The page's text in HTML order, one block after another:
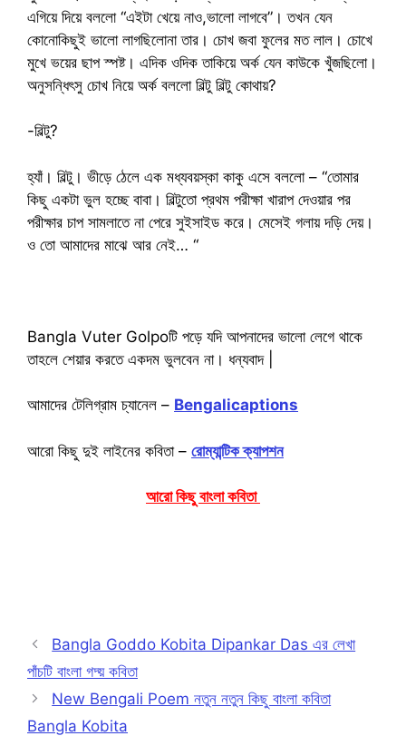
এগিয়ে দিয়ে বললো “এইটা খেয়ে নাও,ভালো লাগবে”। তখন যেন
কোনোকিছুই ভালো লাগছিলোনা তার। চোখ জবা ফুলের মত লাল। চোখে
মুখে ভয়ের ছাপ স্পষ্ট। এদিক ওদিক তাকিয়ে অর্ক যেন কাউকে খুঁজছিলো।
অনুসন্ধিৎসু চোখ নিয়ে অর্ক বললো বিল্টু বিল্টু কোথায়?
-বিল্টু?
হ্যাঁ। বিল্টু। ভীড়ে ঠেলে এক মধ্যবয়স্কা কাকু এসে বললো – “তোমার
কিছু একটা ভুল হচ্ছে বাবা। বিল্টুতো প্রথম পরীক্ষা খারাপ দেওয়ার পর
পরীক্ষার চাপ সামলাতে না পেরে সুইসাইড করে। মেসেই গলায় দড়ি দেয়।
ও তো আমাদের মাঝে আর নেই… “
Bangla Vuter Golpoটি পড়ে যদি আপনাদের ভালো লেগে থাকে
তাহলে শেয়ার করতে একদম ভুলবেন না। ধন্যবাদ |
আমাদের টেলিগ্রাম চ্যানেল – Bengalicaptions
আরো কিছু দুই লাইনের কবিতা – রোম্যান্টিক ক্যাপশন
আরো কিছু বাংলা কবিতা
Bangla Goddo Kobita Dipankar Das এর লেখা
পাঁচটি বাংলা গদ্য় কবিতা
New Bengali Poem নতুন নতুন কিছু বাংলা কবিতা
Bangla Kobita